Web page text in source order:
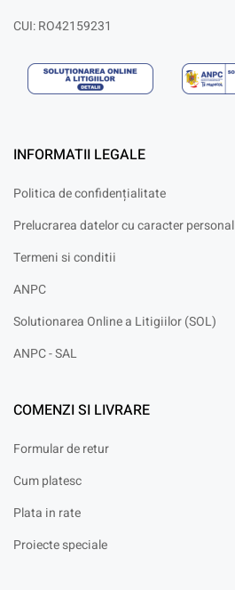
CUI: RO42159231
INFORMATII LEGALE
Politica de confidențialitate
Prelucrarea datelor cu caracter personal
Termeni si conditii
ANPC
Solutionarea Online a Litigiilor (SOL)
ANPC - SAL
COMENZI SI LIVRARE
Formular de retur
Cum platesc
Plata in rate
Proiecte speciale